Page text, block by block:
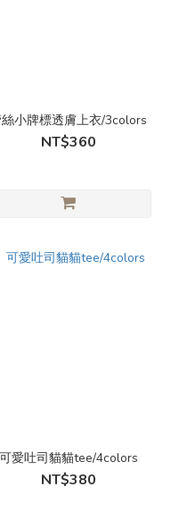
小牌標透膚上衣/3colors
NT$360
可愛吐司貓貓tee/4colors
NT$380